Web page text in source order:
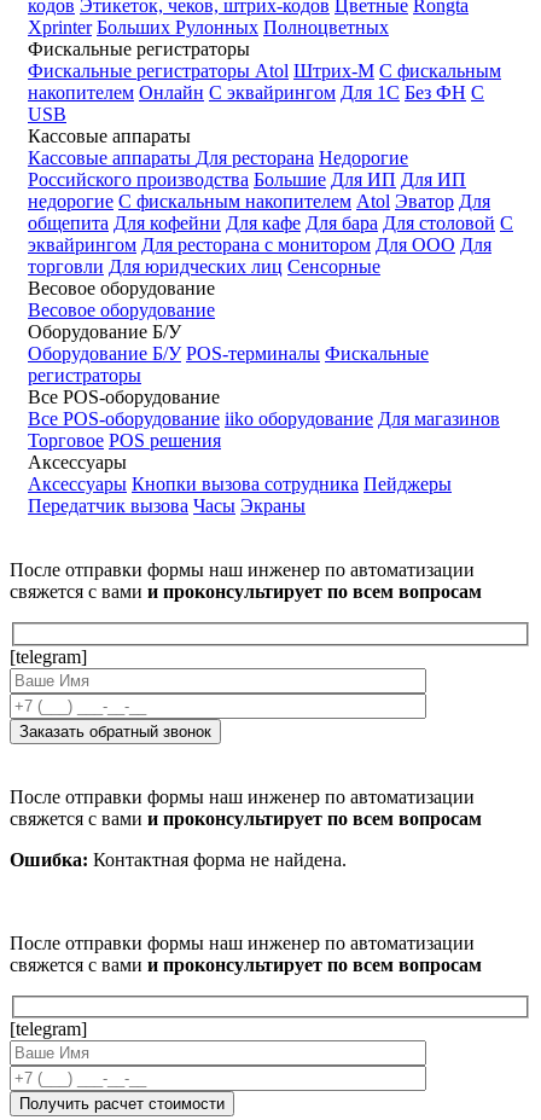
кодов Этикеток, чеков, штрих-кодов Цветные Rongta
Xprinter Больших Рулонных Полноцветных
Фискальные регистраторы
Фискальные регистраторы Atol Штрих-М С фискальным
накопителем Онлайн С эквайрингом Для 1С Без ФН С
USB
Кассовые аппараты
Кассовые аппараты Для ресторана Недорогие
Российского производства Большие Для ИП Для ИП
недорогие С фискальным накопителем Atol Эватор Для
общепита Для кофейни Для кафе Для бара Для столовой С
эквайрингом Для ресторана с монитором Для ООО Для
торговли Для юридческих лиц Сенсорные
Весовое оборудование
Весовое оборудование
Оборудование Б/У
Оборудование Б/У POS-терминалы Фискальные
регистраторы
Все POS-оборудование
Все POS-оборудование iiko оборудование Для магазинов
Торговое POS решения
Аксессуары
Аксессуары Кнопки вызова сотрудника Пейджеры
Передатчик вызова Часы Экраны
После отправки формы наш инженер по автоматизации
свяжется с вами и проконсультирует по всем вопросам
[telegram]
После отправки формы наш инженер по автоматизации
свяжется с вами и проконсультирует по всем вопросам
Ошибка: Контактная форма не найдена.
После отправки формы наш инженер по автоматизации
свяжется с вами и проконсультирует по всем вопросам
[telegram]